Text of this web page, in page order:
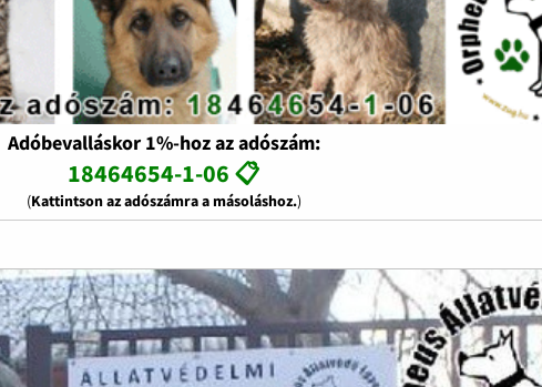
Adóbevalláskor 1%-hoz az adószám:
18464654-1-06 📋
(Kattintson az adószámra a másoláshoz.)